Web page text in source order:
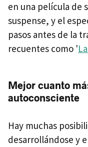
en una película de
suspense, y el
pasos antes de la
recuentes como '
Mejor cuanto
autoconsciente
Hay muchas
desarrollándose y